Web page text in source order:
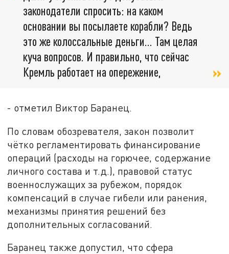
законодатели спросить: на каком
основании вы посылаете корабли? Ведь
это же колоссальные деньги… Там целая
куча вопросов. И правильно, что сейчас
Кремль работает на опережение,
- отметил Виктор Баранец.
По словам обозревателя, закон позволит
чётко регламентировать финансирование
операций (расходы на горючее, содержание
личного состава и т. д.), правовой статус
военнослужащих за рубежом, порядок
компенсаций в случае гибели или ранения,
механизмы принятия решений без
дополнительных согласований.
Баранец также допустил, что сфера